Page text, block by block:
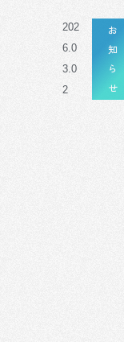
202
6.0
3.0
2
お
知
ら
せ